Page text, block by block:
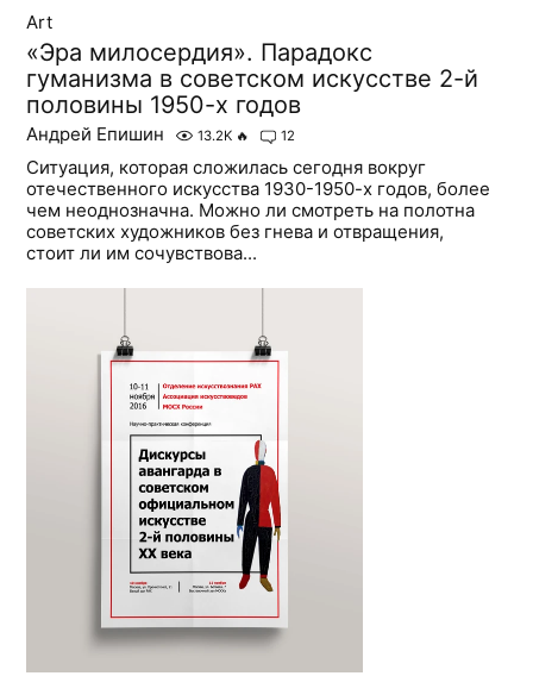
Art
«Эра милосердия». Парадокс
гуманизма в советском искусстве 2-й
половины 1950-х годов
Андрей Епишин 13.2K 🔥 12
Ситуация, которая сложилась сегодня вокруг
отечественного искусства 1930-1950-х годов, более
чем неоднозначна. Можно ли смотреть на полотна
советских художников без гнева и отвращения,
стоит ли им сочувствова...